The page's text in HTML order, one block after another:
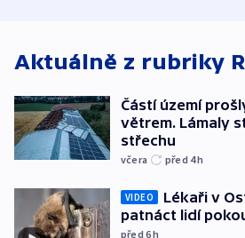
Aktuálně z rubriky
Částí území
větrem. Lámaly
střechu
včera před 4h
VIDEO
Lékaři v
patnáct lidí
před 6h